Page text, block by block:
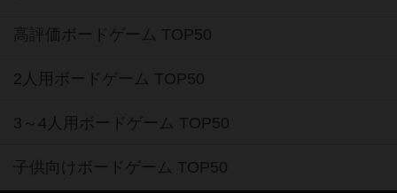
高評価ボードゲーム TOP50
2人用ボードゲーム TOP50
3～4人用ボードゲーム TOP50
子供向けボードゲーム TOP50